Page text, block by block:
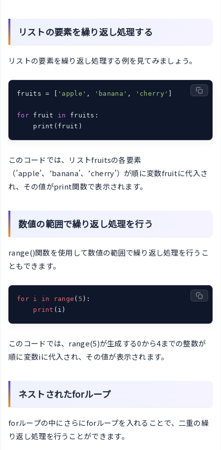
リストの要素を繰り返し処理する
リストの要素を繰り返し処理する例を見てみましょう。
fruits = [ 'apple' , 'banana' , 'cherry' ]
for fruit in
fruits:
    print(fruit)
このコードでは、リストfruitsの各要素
（’apple’、’banana’、’cherry’）が順に変数fruitに代入さ
れ、その値がprint関数で表示されます。
数値の範囲で繰り返し処理を行う
range()関数を使用して数値の範囲で繰り返し処理を行うこ
ともできます。
for i in range ( 5 ):
print (i)
このコードでは、range(5)が生成する0から4までの整数が
順に変数iに代入され、その値が表示されます。
ネストされたforループ
forループの中にさらにforループを入れることで、二重の繰
り返し処理を行うことができます。